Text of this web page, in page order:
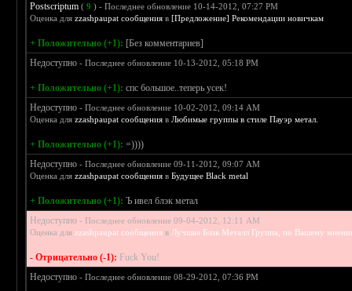
Postscriptum ( 9 ) - Последнее обновление 10-14-2012, 07:27 PM
Оценка дляzzashpaupat сообщения в[Предложение] Рекомендации новичкам
+ Положительно (+1): [Без комментариев]
Недоступно- Последнее обновление 10-13-2012, 05:18 PM
+ Положительно (+1): спс большое..теперь усек!
Недоступно- Последнее обновление 10-02-2012, 09:14 AM
Оценка дляzzashpaupat сообщения вЛюбимые группы в стиле Пауэр метал.
+ Положительно (+1): =))))
Недоступно- Последнее обновление 09-11-2012, 09:07 AM
Оценка дляzzashpaupat сообщения вБудущее Black metal
+ Положительно (+1): Ъ ивел блэк метал
Недоступно- Последнее обновление 09-04-2012, 12:11 AM
Оценка для zzashpaupat сообщения в Лучшая Блэк Металл Группа, по Вашему
- Отрицательно (-1): Fuck You!
Недоступно- Последнее обновление 08-29-2012, 07:36 PM